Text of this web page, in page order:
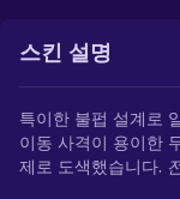
스킨 설명
특이한 불펍 설계로
이동 사격이 용이한
제로 도색했습니다.